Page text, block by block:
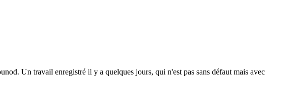
Un travail enregistré il y a quelques jours, qui n'est pas sans défaut mais avec